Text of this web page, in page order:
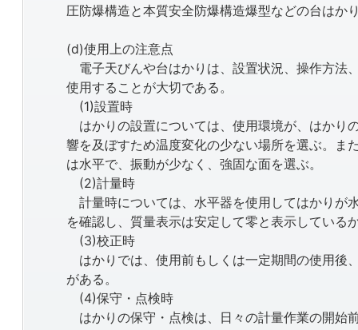
圧防爆構造と本質安全防爆構造爆型などの台はか
(d)使用上の注意点
電子天びんや台はかりは、設置状況、操作方法
使用することが大切である。
(1)設置時
はかりの設置については、使用環境が、はかり
響を及ぼすため温度変化の少ない場所を選ぶ。ま
は水平で、振動が少なく、強固な面を選ぶ。
(2)計量時
計量時については、水平器を使用してはかりが
を確認し、質量表示は安定して零と表示している
(3)校正時
はかりでは、使用前もしくは一定期間の使用後
がある。
(4)保守・点検時
はかりの保守・点検は、日々の計量作業の開始